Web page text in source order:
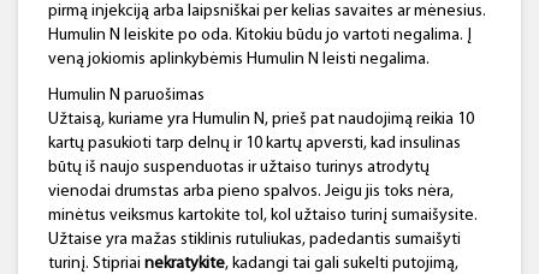
pirmą injekciją arba laipsniškai per kelias savaites ar mėnesius.
Humulin N leiskite po oda. Kitokiu būdu jo vartoti negalima. Į
veną jokiomis aplinkybėmis Humulin N leisti negalima.
Humulin N paruošimas
Užtaisą, kuriame yra Humulin N, prieš pat naudojimą reikia 10
kartų pasukioti tarp delnų ir 10 kartų apversti, kad insulinas
būtų iš naujo suspenduotas ir užtaiso turinys atrodytų
vienodai drumstas arba pieno spalvos. Jeigu jis toks nėra,
minėtus veiksmus kartokite tol, kol užtaiso turinį sumaišysite.
Užtaise yra mažas stiklinis rutuliukas, padedantis sumaišyti
turinį. Stipriai nekratykite, kadangi tai gali sukelti putojimą,